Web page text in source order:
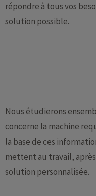
répondre à tous vos
solution possible.
Nous étudierons
concerne la machine
la base de ces
mettent au travail,
solution personnalisée.